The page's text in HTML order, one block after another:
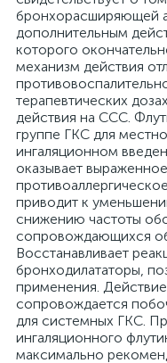
бронхорасширяющей
дополнительным
которого
механизм действия
терапевтических
действия на CCC.
группе ГКС для
ингаляционном
оказывает
приводит к
снижению частоты
сопровождающихся
Восстанавливает
бронходилататоры,
применения.
сопровождается
для системных ГКС.
ингаляционного
максимально